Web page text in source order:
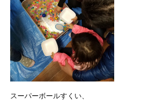
スーパーボールすくい、